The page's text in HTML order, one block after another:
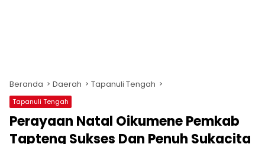
Beranda Daerah Tapanuli Tengah
Tapanuli Tengah
Perayaan Natal Oikumene Pemkab
Tapteng Sukses Dan Penuh Sukacita